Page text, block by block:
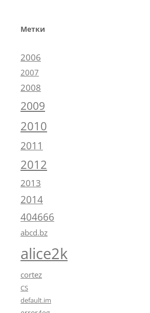
Метки
2006
2007
2008
2009
2010
2011
2012
2013
2014
404666
abcd.bz
alice2k
cortez
CS
default.im